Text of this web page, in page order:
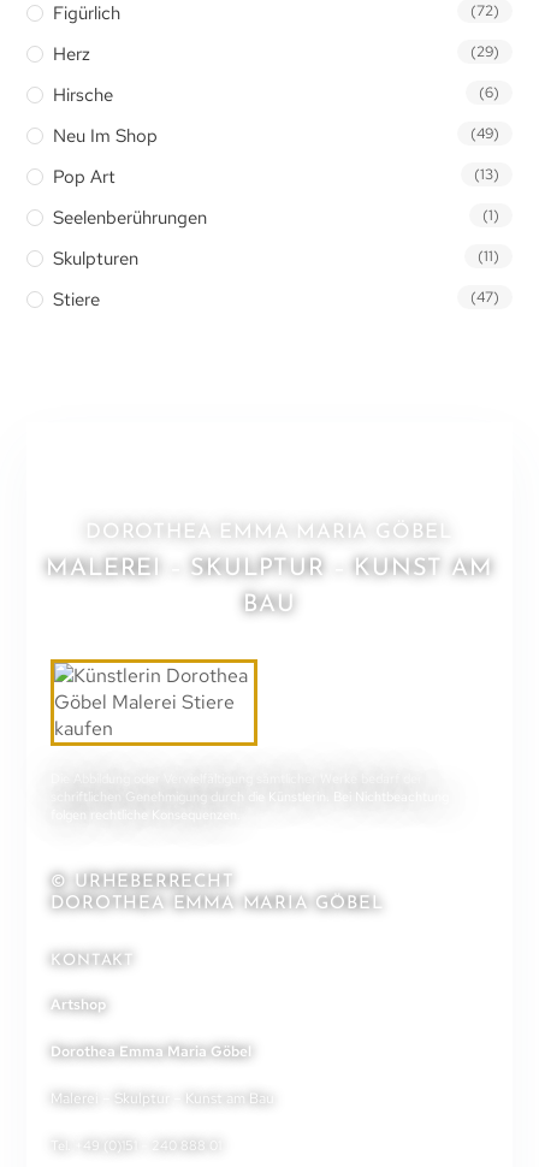
Figürlich (72)
Herz (29)
Hirsche (6)
Neu Im Shop (49)
Pop Art (13)
Seelenberührungen (1)
Skulpturen (11)
Stiere (47)
DOROTHEA EMMA MARIA GÖBEL
MALEREI – SKULPTUR – KUNST AM
BAU
folgen rechtliche Konsequenzen.
© URHEBERRECHT
DOROTHEA EMMA MARIA GÖBEL
KONTAKT
Artshop
Dorothea Emma Maria Göbel
Malerei – Skulptur – Kunst am Bau
Tel. +49 (0)151 – 240 888 01